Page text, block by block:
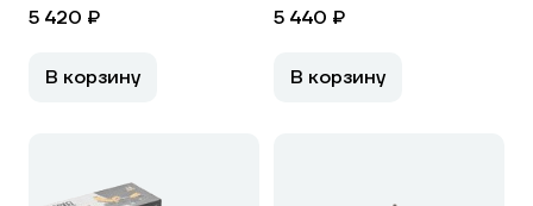
5 420 ₽
В корзину
5 440 ₽
В корзину